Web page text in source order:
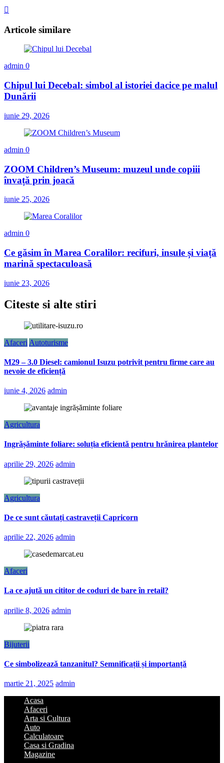
Articole similare
admin 0
Chipul lui Decebal: simbol al istoriei dacice pe malul
Dunării
iunie 29, 2026
admin 0
ZOOM Children’s Museum: muzeul unde copiii
învață prin joacă
iunie 25, 2026
admin 0
Ce găsim în Marea Coralilor: recifuri, insule și viață
marină spectaculoasă
iunie 23, 2026
Citeste si alte stiri
Afaceri Autoturisme
M29 – 3.0 Diesel: camionul Isuzu potrivit pentru firme care au
nevoie de eficiență
iunie 4, 2026 admin
Agricultura
Ingrășăminte foliare: soluția eficientă pentru hrănirea plantelor
aprilie 29, 2026 admin
Agricultura
De ce sunt căutați castraveții Capricorn
aprilie 22, 2026 admin
Afaceri
La ce ajută un cititor de coduri de bare în retail?
aprilie 8, 2026 admin
Bijuterii
Ce simbolizează tanzanitul? Semnificații și importanță
martie 21, 2025 admin
Acasa
Afaceri
Arta si Cultura
Auto
Calculatoare
Casa si Gradina
Magazine